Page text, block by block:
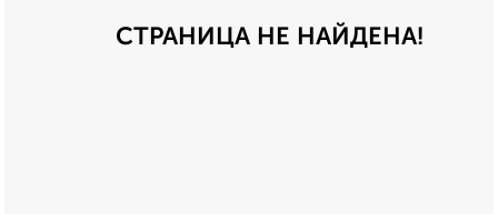
СТРАНИЦА НЕ НАЙДЕНА!